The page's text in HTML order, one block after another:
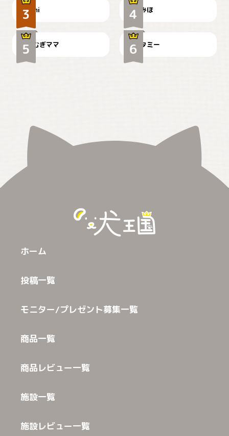
mi みほ
🌻とむぎ！
むぎママ
ドーベルマンのお友達邸に
て
タミー
ホーム
投稿一覧
モニター/プレゼント募集一覧
商品一覧
商品レビュー一覧
施設一覧
施設レビュー一覧